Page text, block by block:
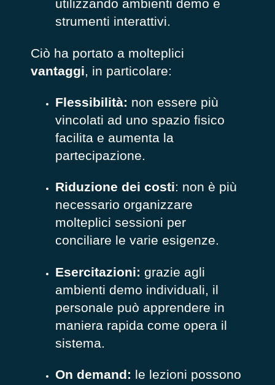
utilizzando ambienti demo e
strumenti interattivi.
Ciò ha portato a molteplici
vantaggi, in particolare:
Flessibilità: non essere più
vincolati ad uno spazio fisico
facilita e aumenta la
partecipazione.
Riduzione dei costi: non è più
necessario organizzare
molteplici sessioni per
conciliare le varie esigenze.
Esercitazioni: grazie agli
ambienti demo individuali, il
personale può apprendere in
maniera rapida come opera il
sistema.
On demand: le lezioni possono